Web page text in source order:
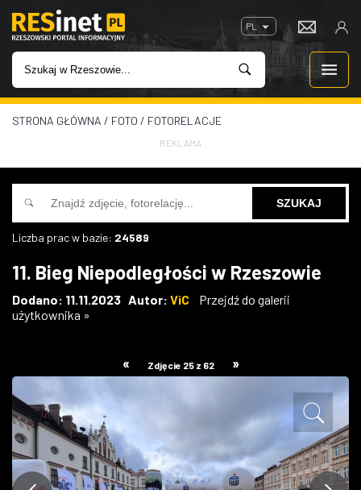
PL
WIADOMOŚCI
INWESTYCJE
IMPREZY
W KINACH
W RZESZOWIE
STRONA GŁÓWNA / FOTO / FOTORELACJE
REKLAMA
Liczba prac w bazie: 24589
11. Bieg Niepodległości w Rzeszowie
Dodano: 11.11.2023 Autor: ViC
Przejdź do galerii
użytkownika »
« Zdjęcie 25 z 62 »